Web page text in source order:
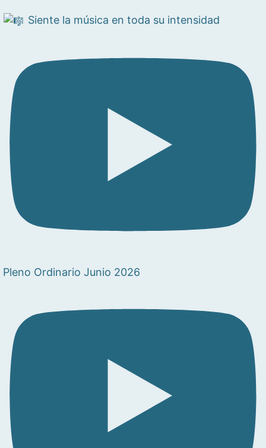
Siente la música en toda su intensidad
Pleno Ordinario Junio 2026